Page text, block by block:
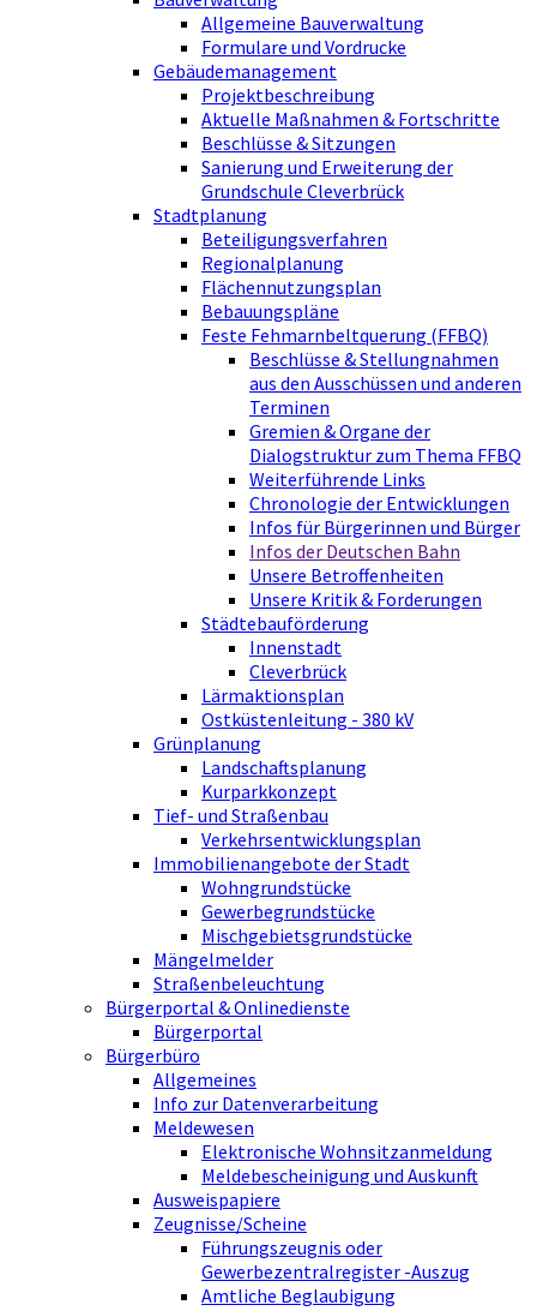
Allgemeine Bauverwaltung
Formulare und Vordrucke
Gebäudemanagement
Projektbeschreibung
Aktuelle Maßnahmen & Fortschritte
Beschlüsse & Sitzungen
Sanierung und Erweiterung der
Grundschule Cleverbrück
Stadtplanung
Beteiligungsverfahren
Regionalplanung
Flächennutzungsplan
Bebauungspläne
Feste Fehmarnbeltquerung (FFBQ)
Beschlüsse & Stellungnahmen
aus den Ausschüssen und anderen
Terminen
Gremien & Organe der
Dialogstruktur zum Thema FFBQ
Weiterführende Links
Chronologie der Entwicklungen
Infos für Bürgerinnen und Bürger
Infos der Deutschen Bahn
Unsere Betroffenheiten
Unsere Kritik & Forderungen
Städtebauförderung
Innenstadt
Cleverbrück
Lärmaktionsplan
Ostküstenleitung - 380 kV
Grünplanung
Landschaftsplanung
Kurparkkonzept
Tief- und Straßenbau
Verkehrsentwicklungsplan
Immobilienangebote der Stadt
Wohngrundstücke
Gewerbegrundstücke
Mischgebietsgrundstücke
Mängelmelder
Straßenbeleuchtung
Bürgerportal & Onlinedienste
Bürgerportal
Bürgerbüro
Allgemeines
Info zur Datenverarbeitung
Meldewesen
Elektronische Wohnsitzanmeldung
Meldebescheinigung und Auskunft
Ausweispapiere
Zeugnisse/Scheine
Führungszeugnis oder
Gewerbezentralregister -Auszug
Amtliche Beglaubigung